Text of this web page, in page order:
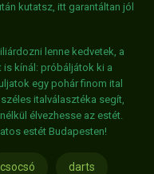
kutatsz, itt garantáltan jól
lenne kedvetek, a
kínál: próbáljátok ki a
egy pohár finom ital
italválasztéka segít,
élvezhesse az estét.
estét Budapesten!
csocsó darts